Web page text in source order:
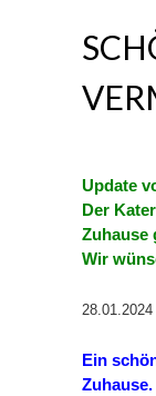
Update
Der
Zuhause
Wir
28.01.2024
Ein